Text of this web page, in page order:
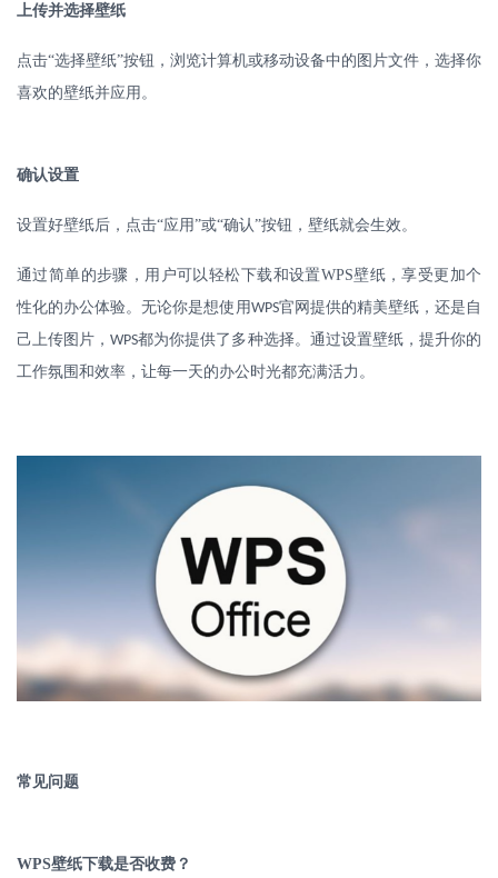
上传并选择壁纸
点击“选择壁纸”按钮，浏览计算机或移动设备中的图片文件，选择你
喜欢的壁纸并应用。
确认设置
设置好壁纸后，点击“应用”或“确认”按钮，壁纸就会生效。
通过简单的步骤，用户可以轻松下载和设置WPS壁纸，享受更加个
性化的办公体验。无论你是想使用WPS官网提供的精美壁纸，还是自
己上传图片，WPS都为你提供了多种选择。通过设置壁纸，提升你的
工作氛围和效率，让每一天的办公时光都充满活力。
常见问题
WPS壁纸下载是否收费？